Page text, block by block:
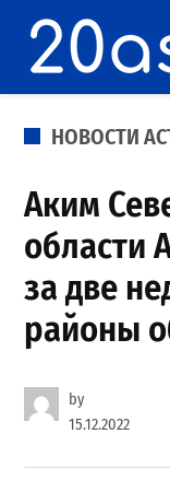
content
POSTED
НОВОСТИ
Аким
области
за две
районы
by
15.12.2022